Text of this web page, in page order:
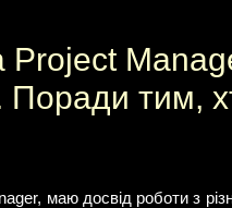
тим,
маю досвід роботи з